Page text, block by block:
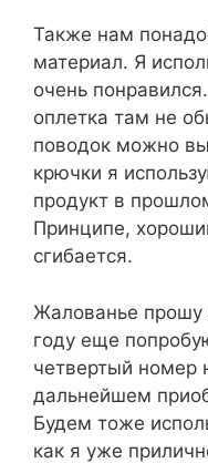
Также нам
материал. Я
очень
оплетка там не
поводок можно
крючки я
продукт в
Принципе,
сгибается.
Жалованье прошу
году еще
четвертый номер
дальнейшем
Будем тоже
как я уже